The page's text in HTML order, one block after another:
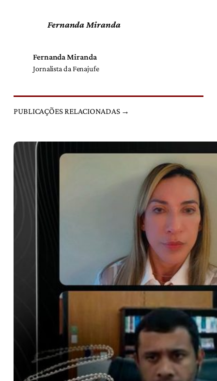
Fernanda Miranda
Fernanda Miranda
Jornalista da Fenajufe
PUBLICAÇÕES RELACIONADAS →